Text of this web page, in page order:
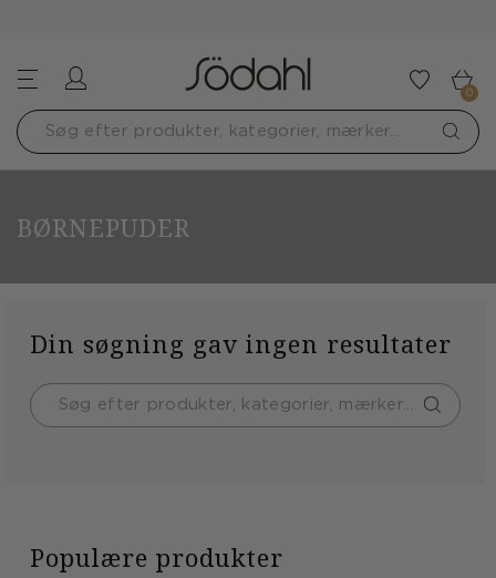
Tilføj
0
BØRNEPUDER
Din søgning gav ingen resultater
Populære produkter